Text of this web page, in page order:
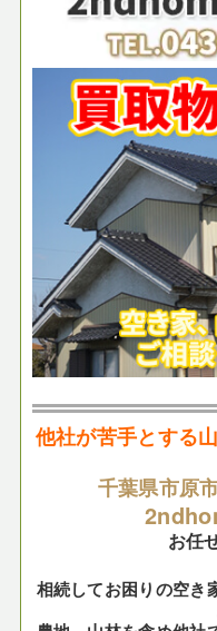
他社が苦手とする
千葉県市原
お任
相続してお困りの空き